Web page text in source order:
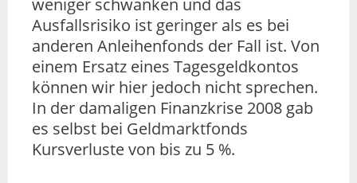
Ausfallsrisiko ist geringer als es bei
anderen Anleihenfonds der Fall ist. Von
einem Ersatz eines Tagesgeldkontos
können wir hier jedoch nicht sprechen.
In der damaligen Finanzkrise 2008 gab
es selbst bei Geldmarktfonds
Kursverluste von bis zu 5 %.